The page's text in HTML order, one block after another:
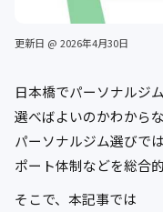
更新日 @ 2026年4月30日
日本橋でパーソナルジ
選べばよいのかわから
パーソナルジム選びで
ポート体制などを総合
そこで、本記事では